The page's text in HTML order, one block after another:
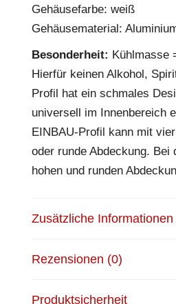
Gehäusefarbe: weiß
Gehäusematerial:
Besonderheit: Kühlmasse
Hierfür keinen Alkohol,
Profil hat ein schmales
universell im Innenbereich
EINBAU-Profil kann mit
oder runde Abdeckung.
hohen und runden
Zusätzliche Informationen
Rezensionen (0)
Produktsicherheit